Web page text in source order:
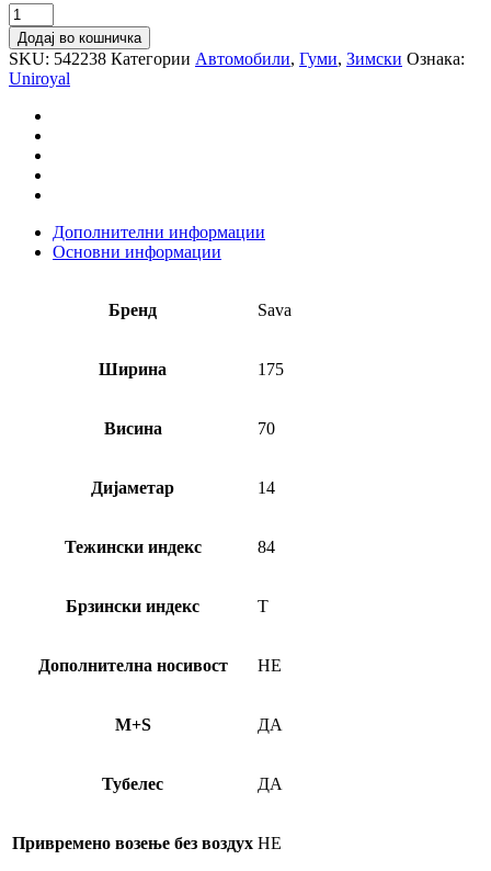
175/70R14
84T
ESKIMO
S3+
MS
количина
Додај во кошничка
SKU: 542238 Категории Автомобили, Гуми, Зимски Ознака:
Uniroyal
Дополнителни информации
Основни информации
Бренд Sava
Ширина 175
Висина 70
Дијаметар 14
Тежински индекс 84
Брзински индекс T
Дополнителна носивост НЕ
M+S ДА
Тубелес ДА
Привремено возење без воздух НЕ